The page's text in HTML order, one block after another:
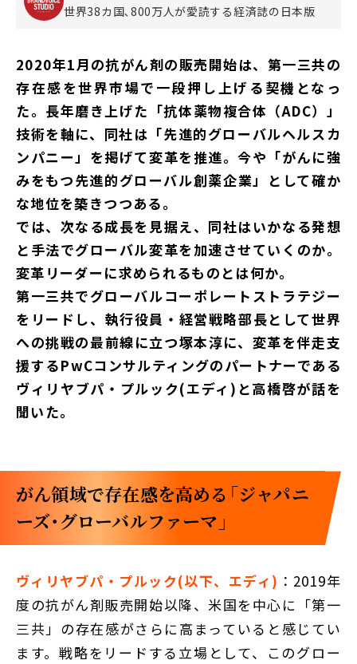
世界38カ国､800万人が愛読する 経済誌の日本版
2020年1月の抗がん剤の販売開始は、第一三共の
存在感を世界市場で一段押し上げる契機となっ
た。長年磨き上げた「抗体薬物複合体（ADC）」
技術を軸に、同社は「先進的グローバルヘルスカ
ンパニー」を掲げて変革を推進。今や「がんに強
みをもつ先進的グローバル創薬企業」として確か
な地位を築きつつある。
では、次なる成長を見据え、同社はいかなる発想
と手法でグローバル変革を加速させていくのか。
変革リーダーに求められるものとは何か。
第一三共でグローバルコーポレートストラテジー
をリードし、執行役員・経営戦略部長として世界
への挑戦の最前線に立つ塚本淳に、変革を伴走支
援するPwCコンサルティングのパートナーである
ヴィリヤブパ・プルック(エディ)と高橋啓が話を
聞いた。
がん領域で存在感を高める「ジャパニ
ーズ・グローバルファーマ」
ヴィリヤブパ・プルック(以下、エディ) ：2019年
度の抗がん剤販売開始以降、米国を中心に「第一
三共」の存在感がさらに高まっていると感じてい
ます。戦略をリードする立場として、このグロー